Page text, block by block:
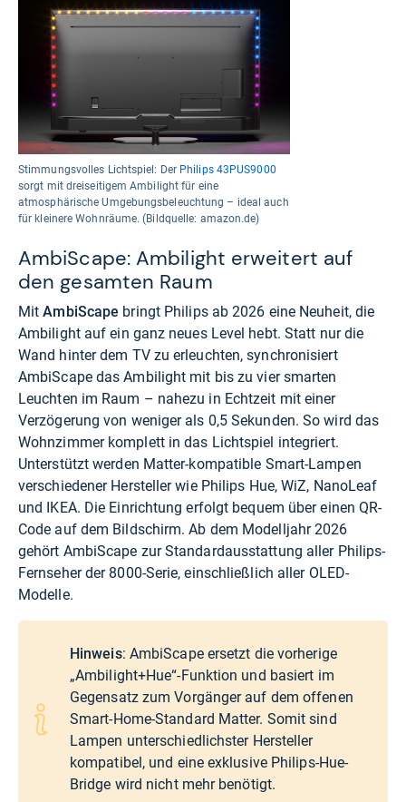
Stimmungsvolles Lichtspiel: Der Philips 43PUS9000
sorgt mit dreiseitigem Ambilight für eine
atmosphärische Umgebungsbeleuchtung – ideal auch
für kleinere Wohnräume. (Bildquelle: amazon.de)
AmbiScape: Ambilight erweitert auf
den gesamten Raum
MitAmbiScape bringt Philips ab 2026 eine Neuheit, die
Ambilight auf ein ganz neues Level hebt. Statt nur die
Wand hinter dem TV zu erleuchten, synchronisiert
AmbiScape das Ambilight mit bis zu vier smarten
Leuchten im Raum – nahezu in Echtzeit mit einer
Verzögerung von weniger als 0,5 Sekunden. So wird das
Wohnzimmer komplett in das Lichtspiel integriert.
Unterstützt werden Matter-kompatible Smart-Lampen
verschiedener Hersteller wie Philips Hue, WiZ, NanoLeaf
und IKEA. Die Einrichtung erfolgt bequem über einen QR-
Code auf dem Bildschirm. Ab dem Modelljahr 2026
gehört AmbiScape zur Standardausstattung aller Philips-
Fernseher der 8000-Serie, einschließlich aller OLED-
Modelle.
Hinweis: AmbiScape ersetzt die vorherige
„Ambilight+Hue“-Funktion und basiert im
Gegensatz zum Vorgänger auf dem offenen
Smart-Home-Standard Matter. Somit sind
Lampen unterschiedlichster Hersteller
kompatibel, und eine exklusive Philips-Hue-
Bridge wird nicht mehr benötigt.